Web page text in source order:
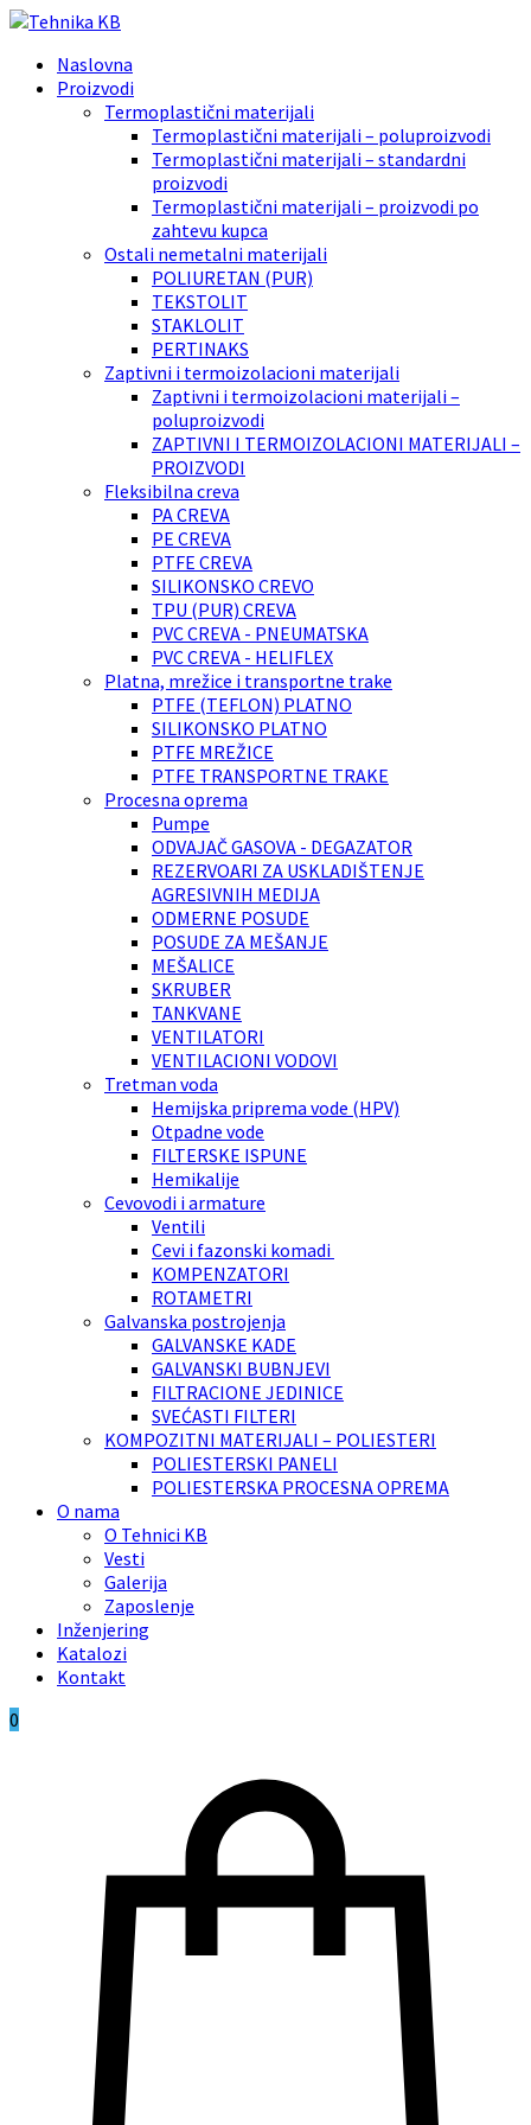
Naslovna
Proizvodi
Termoplastični materijali
Termoplastični materijali – poluproizvodi
Termoplastični materijali – standardni
proizvodi
Termoplastični materijali – proizvodi po
zahtevu kupca
Ostali nemetalni materijali
POLIURETAN (PUR)
TEKSTOLIT
STAKLOLIT
PERTINAKS
Zaptivni i termoizolacioni materijali
Zaptivni i termoizolacioni materijali –
poluproizvodi
ZAPTIVNI I TERMOIZOLACIONI MATERIJALI –
PROIZVODI
Fleksibilna creva
PA CREVA
PE CREVA
PTFE CREVA
SILIKONSKO CREVO
TPU (PUR) CREVA
PVC CREVA - PNEUMATSKA
PVC CREVA - HELIFLEX
Platna, mrežice i transportne trake
PTFE (TEFLON) PLATNO
SILIKONSKO PLATNO
PTFE MREŽICE
PTFE TRANSPORTNE TRAKE
Procesna oprema
Pumpe
ODVAJAČ GASOVA - DEGAZATOR
REZERVOARI ZA USKLADIŠTENJE
AGRESIVNIH MEDIJA
ODMERNE POSUDE
POSUDE ZA MEŠANJE
MEŠALICE
SKRUBER
TANKVANE
VENTILATORI
VENTILACIONI VODOVI
Tretman voda
Hemijska priprema vode (HPV)
Otpadne vode
FILTERSKE ISPUNE
Hemikalije
Cevovodi i armature
Ventili
Cevi i fazonski komadi
KOMPENZATORI
ROTAMETRI
Galvanska postrojenja
GALVANSKE KADE
GALVANSKI BUBNJEVI
FILTRACIONE JEDINICE
SVEĆASTI FILTERI
KOMPOZITNI MATERIJALI – POLIESTERI
POLIESTERSKI PANELI
POLIESTERSKA PROCESNA OPREMA
O nama
O Tehnici KB
Vesti
Galerija
Zaposlenje
Inženjering
Katalozi
Kontakt
0